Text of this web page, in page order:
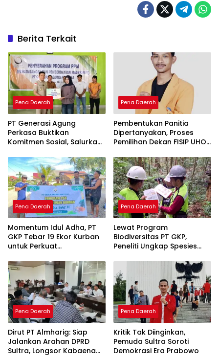
Berita Terkait
Pena Daerah
PT Generasi Agung
Perkasa Buktikan
Komitmen Sosial, Salurkan
Masyarakat Lingkar
Tambang
Pena Daerah
Pembentukan Panitia
Dipertanyakan, Proses
Pemilihan Dekan FISIP UHO
Pena Daerah
Momentum Idul Adha, PT
GKP Tebar 19 Ekor Kurban
untuk Perkuat
Pena Daerah
Lewat Program
Biodiversitas PT GKP,
Peneliti Ungkap Spesies
Pena Daerah
Dirut PT Almharig: Siap
Jalankan Arahan DPRD
Sultra, Longsor Kabaena
Pena Daerah
Kritik Tak Diinginkan,
Pemuda Sultra Soroti
Demokrasi Era Prabowo